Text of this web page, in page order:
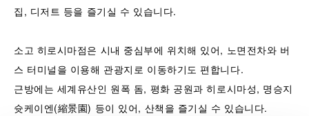
집, 디저트 등을 즐기실 수 있습니다.
소고 히로시마점은 시내 중심부에 위치해 있어, 노면전차와 버
스 터미널을 이용해 관광지로 이동하기도 편합니다.
근방에는 세계유산인 원폭 돔, 평화 공원과 히로시마성, 명승지
슛케이엔(縮景園) 등이 있어, 산책을 즐기실 수 있습니다.